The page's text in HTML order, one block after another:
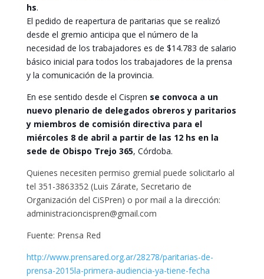
hs.
El pedido de reapertura de paritarias que se realizó
desde el gremio anticipa que el número de la
necesidad de los trabajadores es de $14.783 de salario
básico inicial para todos los trabajadores de la prensa
y la comunicación de la provincia.
En ese sentido desde el Cispren se convoca a un
nuevo plenario de delegados obreros y paritarios
y miembros de comisión directiva para el
miércoles 8 de abril a partir de las 12 hs en la
sede de Obispo Trejo 365, Córdoba.
Quienes necesiten permiso gremial puede solicitarlo al
tel 351-3863352 (Luis Zárate, Secretario de
Organización del CiSPren) o por mail a la dirección:
administracioncispren@gmail.com
Fuente: Prensa Red
http://www.prensared.org.ar/28278/paritarias-de-
prensa-2015la-primera-audiencia-ya-tiene-fecha